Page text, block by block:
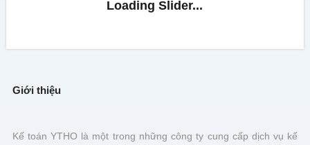
Giới thiệu
Kế toán YTHO là một trong những công ty cung cấp dịch vụ kế